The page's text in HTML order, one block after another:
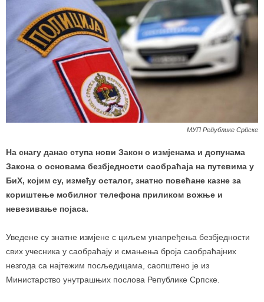
МУП Републике Српске
На снагу данас ступа нови Закон о измјенама и допунама
Закона о основама безбједности саобраћаја на путевима у
БиХ, којим су, између осталог, знатно повећане казне за
кориштење мобилног телефона приликом вожње и
невезивање појаса.
Уведене су знатне измјене с циљем унапређења безбједности
свих учесника у саобраћају и смањења броја саобраћајних
незгода са најтежим посљедицама, саопштено је из
Министарство унутрашњих послова Републике Српске.